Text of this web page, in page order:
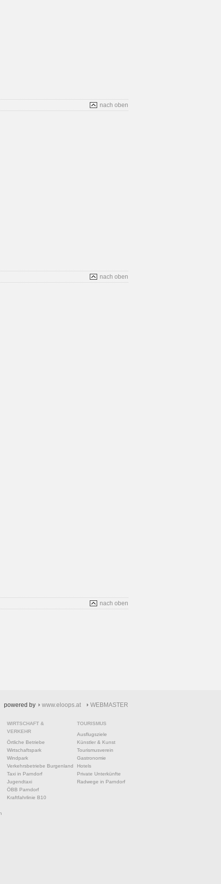
nach oben
nach oben
nach oben
powered by www.eloops.at WEBMASTER
WIRTSCHAFT &
VERKEHR
Örtliche Betriebe
Wirtschaftspark
Windpark
Verkehrsbetriebe Burgenland
Taxi in Parndorf
Jugendtaxi
ÖBB Parndorf
Kraftfahrlinie B10
TOURISMUS
Ausflugsziele
Künstler & Kunst
Tourismusverein
Gastronomie
Hotels
Private Unterkünfte
Radwege in Parndorf